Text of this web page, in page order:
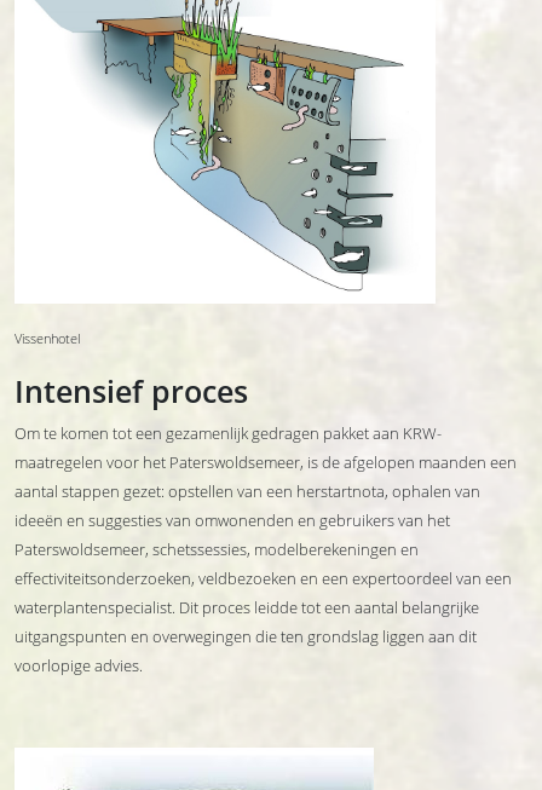
Vissenhotel
Intensief proces
Om te komen tot een gezamenlijk gedragen pakket aan KRW-
maatregelen voor het Paterswoldsemeer, is de afgelopen maanden een
aantal stappen gezet: opstellen van een herstartnota, ophalen van
ideeën en suggesties van omwonenden en gebruikers van het
Paterswoldsemeer, schetssessies, modelberekeningen en
effectiviteitsonderzoeken, veldbezoeken en een expertoordeel van een
waterplantenspecialist. Dit proces leidde tot een aantal belangrijke
uitgangspunten en overwegingen die ten grondslag liggen aan dit
voorlopige advies.